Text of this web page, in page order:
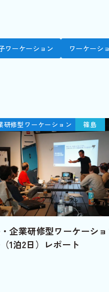
ワーケーション
ワーケーシ
研修型ワーケーション 篠島
企業研修型ワーケーシ
1泊2日）レポート